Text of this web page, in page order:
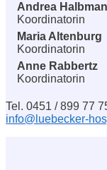
Andrea
Koordinatorin
Maria Altenburg
Koordinatorin
Anne Rabbertz
Koordinatorin
Tel. 0451 / 899 77
info@luebecker-